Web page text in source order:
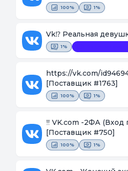
100% 1%
Vk⁉️ Реальная
1%
https://vk.com/
[Поставщик #1763]
100% 1%
‼️ VK.com -2ФА (Вход
[Поставщик #750]
100% 1%